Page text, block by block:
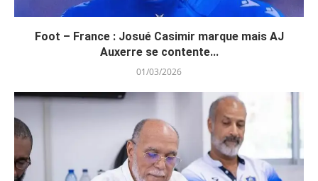
Foot – France : Josué Casimir marque mais AJ
Auxerre se contente...
01/03/2026